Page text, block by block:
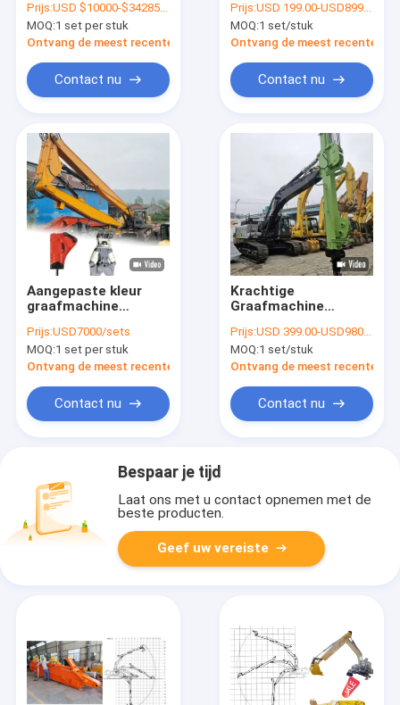
boomarm voor zware
machines
Prijs:USD $10000-$34285/sets
MOQ:1 set per stuk
Ontvang de meest recente Prijs
Contact nu
Arm met 1.5CBM
Clamshell Bucket
Prijs:USD 199.00-USD8999.00
MOQ:1 set/stuk
Ontvang de meest recente
Contact nu
Aangepaste kleur
graafmachine
hydraulische
scheerbreaker
Prijs:USD7000/sets
MOQ:1 set per stuk
Ontvang de meest recente Prijs
Contact nu
Krachtige
Graafmachine
Giekarm BS900E
Staal Verlengde
Reikwijdte & Diepte
Prijs:USD 399.00-USD9800.00
MOQ:1 set/stuk
Ontvang de meest recente
Contact nu
Bespaar je tijd
Laat ons met u contact opnemen met de
beste producten.
Geef uw vereiste